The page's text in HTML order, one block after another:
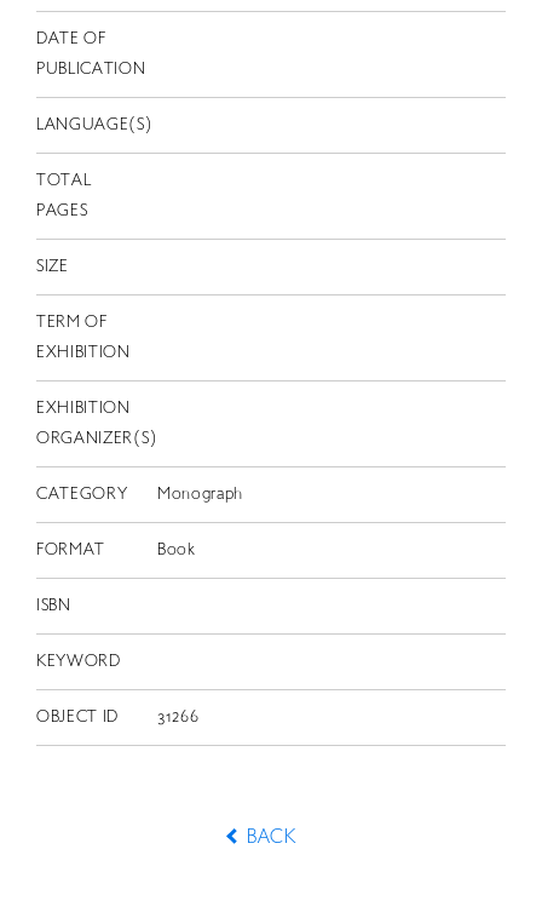
DATE OF
PUBLICATION
LANGUAGE(S)
TOTAL
PAGES
SIZE
TERM OF
EXHIBITION
EXHIBITION
ORGANIZER(S)
CATEGORY Monograph
FORMAT Book
ISBN
KEYWORD
OBJECT ID 31266
BACK